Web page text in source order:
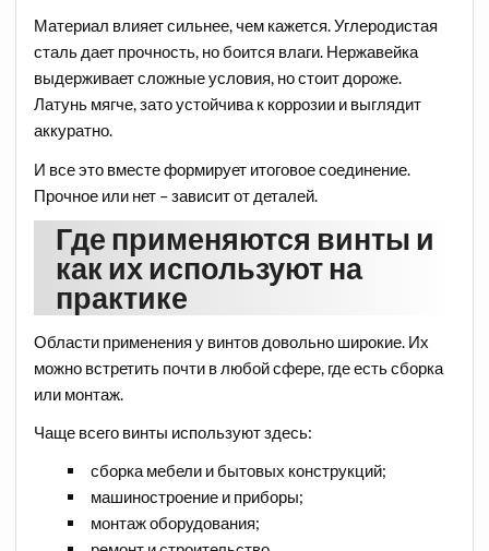
Материал влияет сильнее, чем кажется. Углеродистая
сталь дает прочность, но боится влаги. Нержавейка
выдерживает сложные условия, но стоит дороже.
Латунь мягче, зато устойчива к коррозии и выглядит
аккуратно.
И все это вместе формирует итоговое соединение.
Прочное или нет – зависит от деталей.
Где применяются винты и
как их используют на
практике
Области применения у винтов довольно широкие. Их
можно встретить почти в любой сфере, где есть сборка
или монтаж.
Чаще всего винты используют здесь:
сборка мебели и бытовых конструкций;
машиностроение и приборы;
монтаж оборудования;